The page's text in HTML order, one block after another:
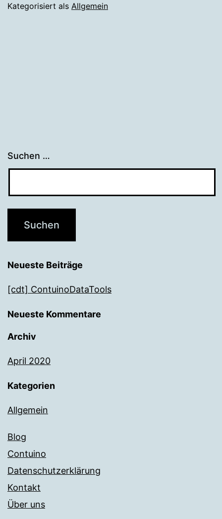
Kategorisiert als Allgemein
Suchen …
Neueste Beiträge
[cdt] ContuinoDataTools
Neueste Kommentare
Archiv
April 2020
Kategorien
Allgemein
Blog
Contuino
Datenschutzerklärung
Kontakt
Über uns